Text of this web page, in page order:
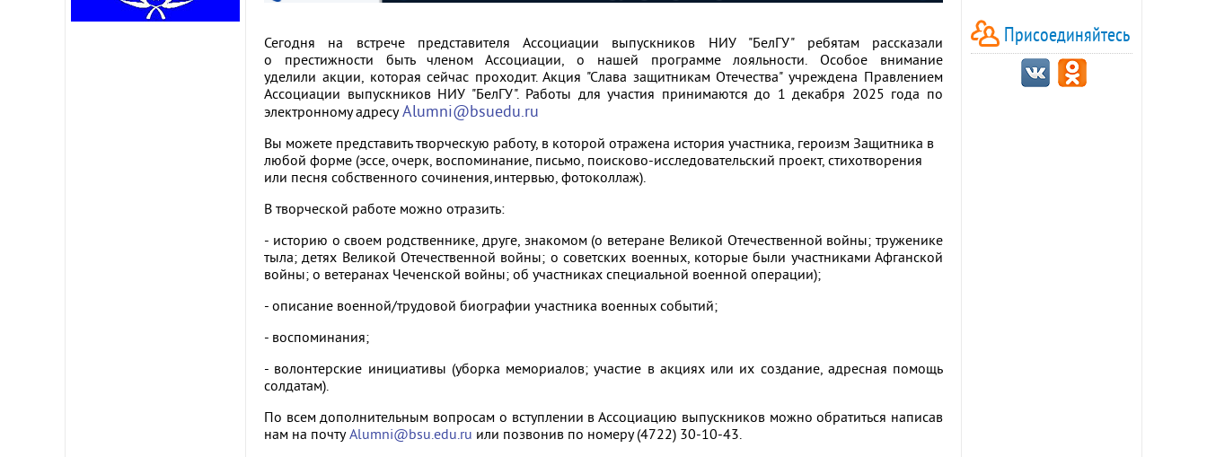
Сегодня на встрече представителя Ассоциации выпускников НИУ "БелГУ" ребятам рассказали
о престижности быть членом Ассоциации, о нашей программе лояльности. Особое внимание
уделили акции, которая сейчас проходит. Акция "Слава защитникам Отечества" учреждена Правлением
Ассоциации выпускников НИУ "БелГУ". Работы для участия принимаются до 1 декабря 2025 года по
электронному адресуAlumni@bsuedu.ru
Вы можете представить творческую работу, в которой отражена история участника, героизм Защитника в
любой форме (эссе, очерк, воспоминание, письмо, поисково-исследовательский проект, стихотворения
или песня собственного сочинения,интервью, фотоколлаж).
В творческой работе можно отразить:
- историю о своем родственнике, друге, знакомом (о ветеране Великой Отечественной войны; труженике
тыла; детях Великой Отечественной войны; о советских военных, которые были участниками Афганской
войны; о ветеранах Чеченской войны; об участниках специальной военной операции);
- описание военной/трудовой биографии участника военных событий;
- воспоминания;
- волонтерские инициативы (уборка мемориалов; участие в акциях или их создание, адресная помощь
солдатам).
По всем дополнительным вопросам о вступлении в Ассоциацию выпускников можно обратиться написав
нам на почтуAlumni@bsu.edu.ru или позвонив по номеру (4722) 30-10-43.
Присоединяйтесь